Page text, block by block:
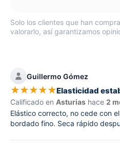
Solo los clientes que han
valorarlo, así garantizamos
Guillermo Gómez
★★★★★Elasticidad
Calificado en Asturias hace 2
Elástico correcto, no cede con
bordado fino. Seca rápido